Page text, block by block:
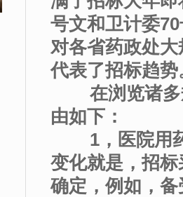
号文和卫计委
对各省药政处
代表了招标趋势
在浏览诸多
由如下：
1，医院用药
变化就是，招
确定，例如，